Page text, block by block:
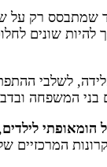
שמתבסס רק
שונים
לשלבי
בני המשפחה
לילדים
המרכזיים